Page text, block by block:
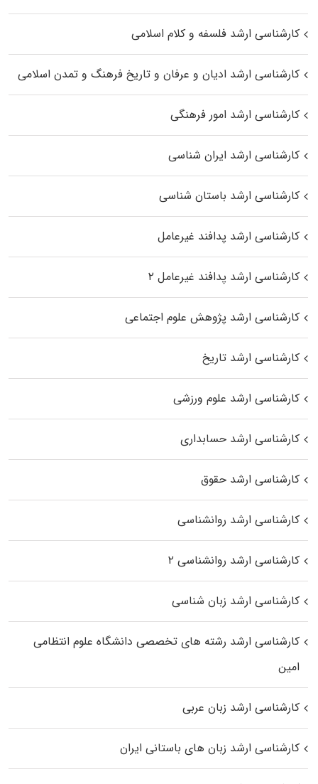
کارشناسی ارشد فلسفه و کلام اسلامی
کارشناسی ارشد ادیان و عرفان و تاریخ فرهنگ و تمدن اسلامی
کارشناسی ارشد امور فرهنگی
کارشناسی ارشد ایران شناسی
کارشناسی ارشد باستان شناسی
کارشناسی ارشد پدافند غیرعامل
کارشناسی ارشد پدافند غیرعامل ۲
کارشناسی ارشد پژوهش علوم اجتماعی
کارشناسی ارشد تاریخ
کارشناسی ارشد علوم ورزشی
کارشناسی ارشد حسابداری
کارشناسی ارشد حقوق
کارشناسی ارشد روانشناسی
کارشناسی ارشد روانشناسی ۲
کارشناسی ارشد زبان شناسی
کارشناسی ارشد رﺷﺘﻪ ﻫﺎی تخصصی داﻧﺸﮕﺎه ﻋﻠﻮم انتظامی
اﻣﻴﻦ
کارشناسی ارشد زبان عربی
کارشناسی ارشد زبان‌ های باستانی ایران